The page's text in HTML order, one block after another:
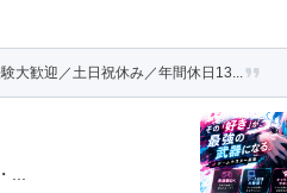
大歓迎／土日祝休み／年間休日13...
...